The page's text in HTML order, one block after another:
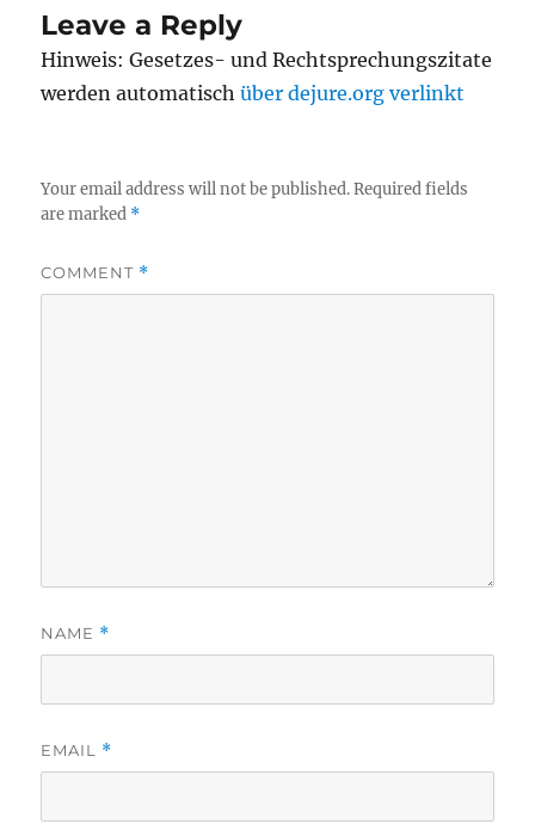
Leave a Reply
Hinweis: Gesetzes- und Rechtsprechungszitate
werden automatischüber dejure.org verlinkt
Your email address will not be published. Required fields
are marked *
COMMENT *
NAME *
EMAIL *